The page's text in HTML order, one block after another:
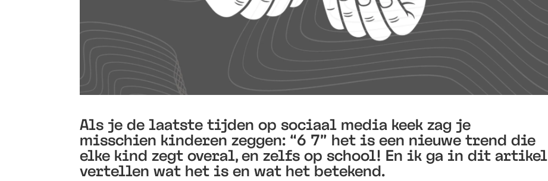
Als je de laatste tijden op sociaal media keek zag je
misschien kinderen zeggen: “6 7” het is een nieuwe trend die
elke kind zegt overal, en zelfs op school! En ik ga in dit artikel
vertellen wat het is en wat het betekend.